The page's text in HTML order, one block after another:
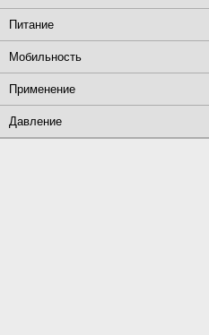
Питание
Мобильность
Применение
Давление